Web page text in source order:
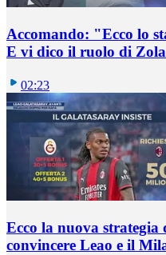
Accomando: "Ecco lo
E vi dico il ruolo di
02:23
Ecco la nuova strategia
convincere Leao e il